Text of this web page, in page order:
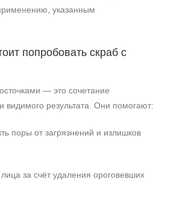
указанным
попробовать скраб с
— это сочетание
видимого результата. Они помогают:
поры от загрязнений и излишков
за счёт удаления ороговевших